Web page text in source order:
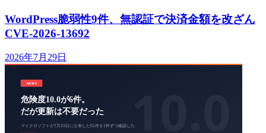
WordPress脆弱性9件、無認証で決済金額を改ざん
CVE-2026-13692
2026年7月29日